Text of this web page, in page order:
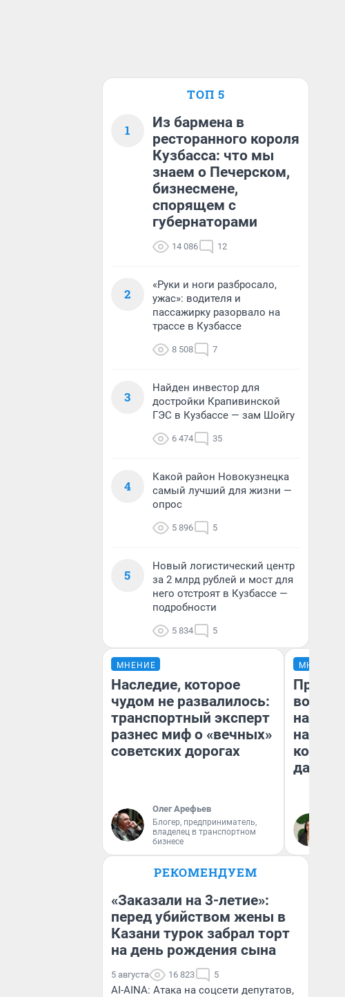
ТОП 5
1
Из бармена в
ресторанного короля
Кузбасса: что мы
знаем о Печерском,
бизнесмене,
спорящем с
губернаторами
14 086 12
2
«Руки и ноги разбросало,
ужас»: водителя и
пассажирку разорвало на
трассе в Кузбассе
8 508 7
3
Найден инвестор для
достройки Крапивинской
ГЭС в Кузбассе — зам Шойгу
6 474 35
4
Какой район Новокузнецка
самый лучший для жизни —
опрос
5 896 5
5
Новый логистический центр
за 2 млрд рублей и мост для
него отстроят в Кузбассе —
подробности
5 834 5
МНЕНИЕ
Наследие, которое
чудом не развалилось:
транспортный эксперт
разнес миф о «вечных»
советских дорогах
Олег Арефьев
Блогер, предприниматель,
владелец в транспортном
бизнесе
МНЕНИЕ
нам
даже
РЕКОМЕНДУЕМ
«Заказали на 3-летие»:
перед убийством жены в
Казани турок забрал торт
на день рождения сына
5 августа 16 823 5
AI-AINA: Атака на соцсети депутатов,